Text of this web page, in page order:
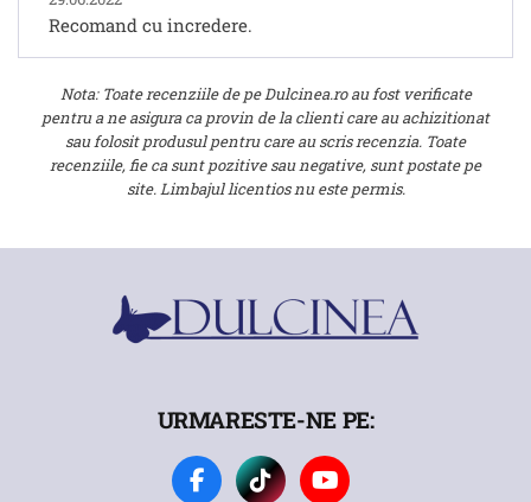
Recomand cu incredere.
Nota: Toate recenziile de pe Dulcinea.ro au fost verificate
pentru a ne asigura ca provin de la clienti care au achizitionat
sau folosit produsul pentru care au scris recenzia. Toate
recenziile, fie ca sunt pozitive sau negative, sunt postate pe
site. Limbajul licentios nu este permis.
URMARESTE-NE PE: